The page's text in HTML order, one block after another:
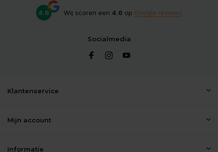
4.6 Wij scoren een 4.6 op Google reviews
Socialmedia
Klantenservice
Mijn account
Informatie